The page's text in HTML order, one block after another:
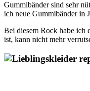
Gummibänder sind sehr
ich neue Gummibänder in
Bei diesem Rock habe ich
ist, kann nicht mehr